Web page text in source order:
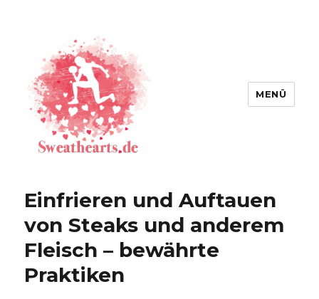
MENÜ
Einfrieren und Auftauen
von Steaks und anderem
Fleisch – bewährte
Praktiken